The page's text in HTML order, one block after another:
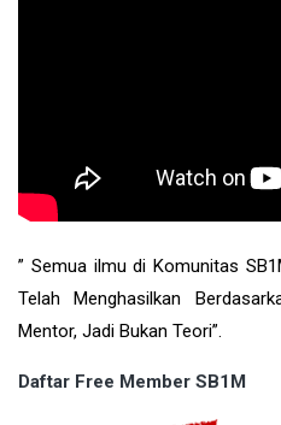
” Semua ilmu di Komunitas
Telah Menghasilkan
Mentor, Jadi Bukan Teori”.
Daftar Free Member SB1M